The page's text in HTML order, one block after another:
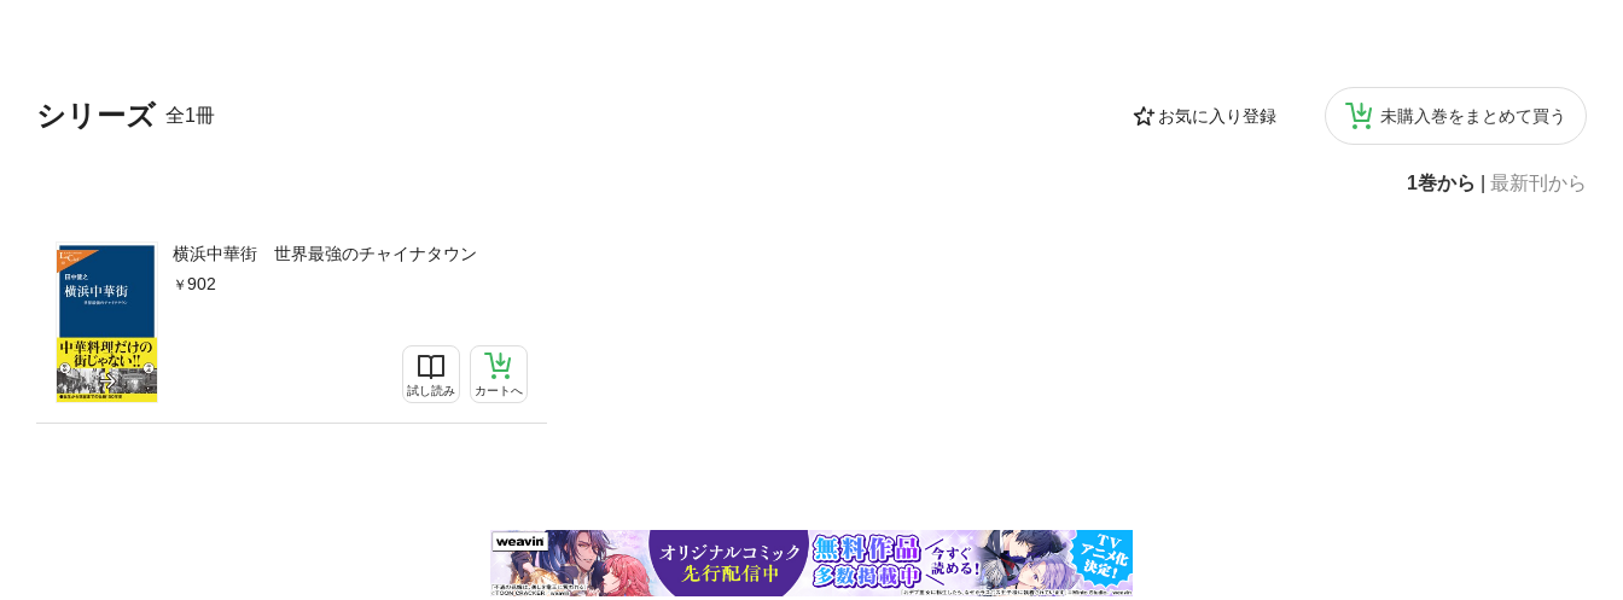
シリーズ 全1冊 お気に入り登録 未購入巻をまとめて買う
1巻から 最新刊から
横浜中華街 世界最強のチャイナタウン
902
試し読み カートへ